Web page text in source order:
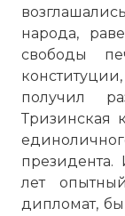
народа,
свободы
получил
Тризинская
лет
дипломат,